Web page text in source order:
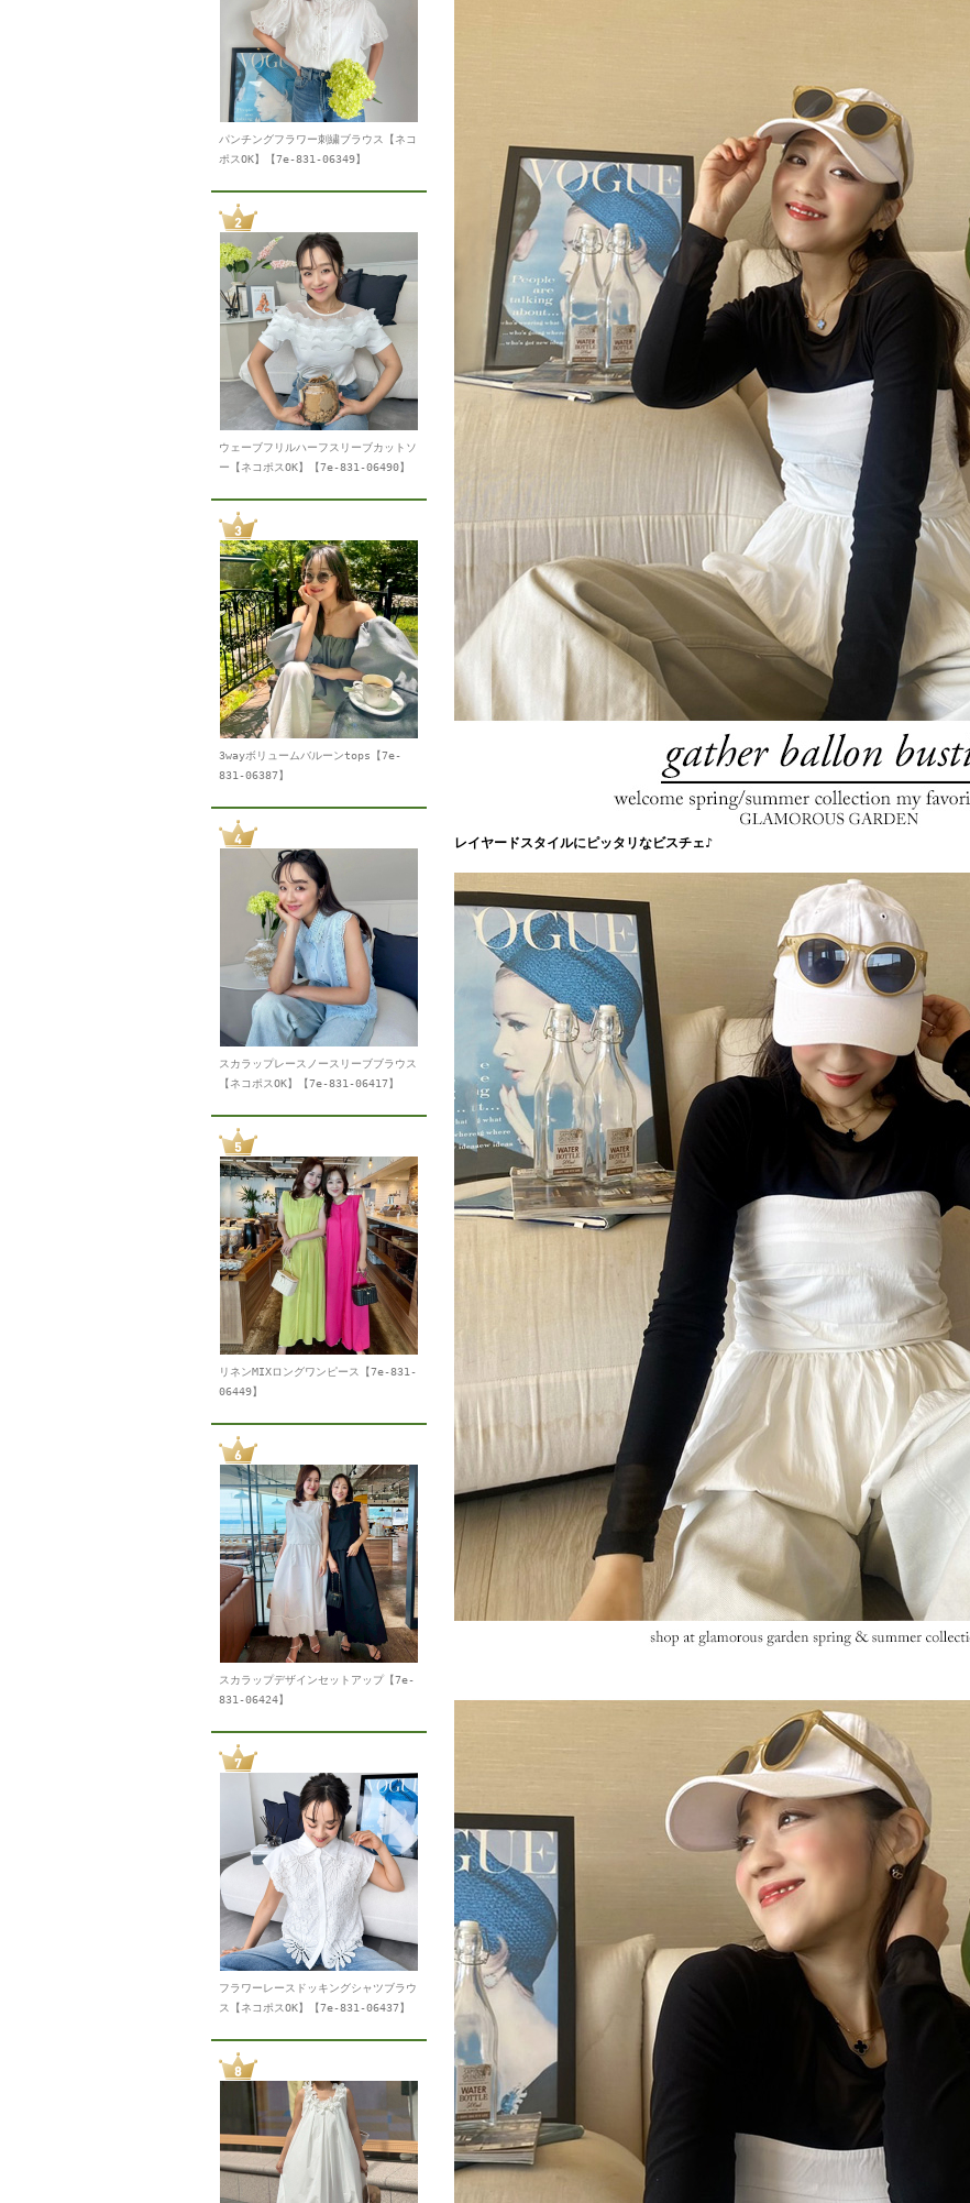
パンチングフラワー刺繍ブラウス【ネコ
ポスOK】【7e-831-06349】
ウェーブフリルハーフスリーブカットソ
ー【ネコポスOK】【7e-831-06490】
3wayボリュームバルーンtops【7e-
831-06387】
スカラップレースノースリーブブラウス
【ネコポスOK】【7e-831-06417】
リネンMIXロングワンピース【7e-831-
06449】
スカラップデザインセットアップ【7e-
831-06424】
フラワーレースドッキングシャツブラウ
ス【ネコポスOK】【7e-831-06437】
レイヤードスタイルにピッタリなビスチェ♪